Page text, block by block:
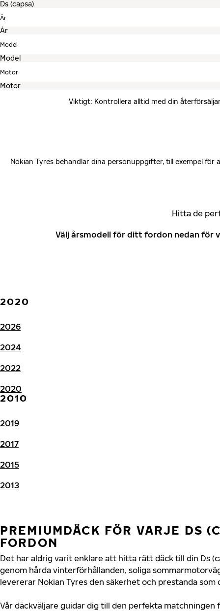
År
Model
Motor
Viktigt: Kontrollera alltid med din
Nokian Tyres behandlar dina personuppgifter, till exempel
Hitta de
Välj årsmodell för ditt fordon nedan för
2020
2026
2024
2022
2020
2010
2019
2017
2015
2013
PREMIUMDÄCK FÖR VARJE DS
FORDON
Det har aldrig varit enklare att hitta rätt däck till din Ds
genom hårda vinterförhållanden, soliga
levererar Nokian Tyres den säkerhet och prestanda som
Vår däckväljare guidar dig till den perfekta matchningen